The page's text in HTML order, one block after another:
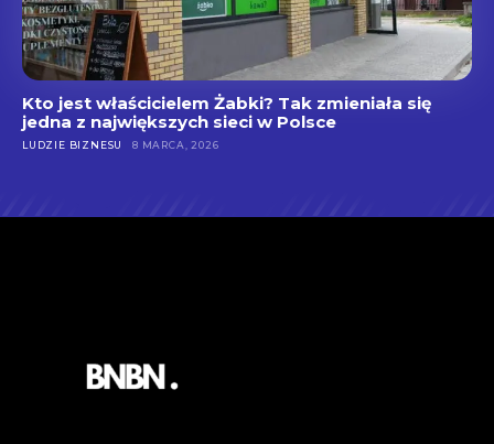
Kto jest właścicielem Żabki? Tak zmieniała się
jedna z największych sieci w Polsce
LUDZIE BIZNESU 8 MARCA, 2026